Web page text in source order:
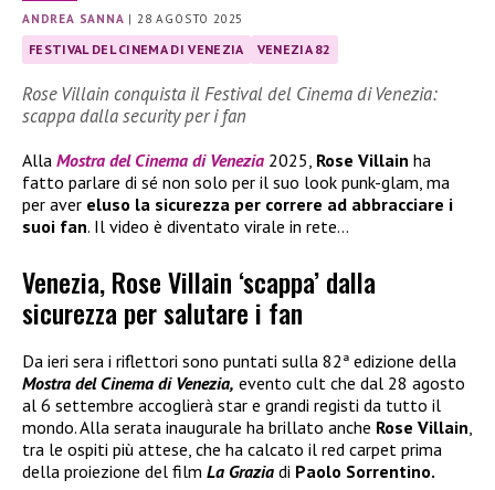
ANDREA SANNA |28 AGOSTO 2025
FESTIVAL DEL CINEMA DI VENEZIA VENEZIA 82
Rose Villain conquista il Festival del Cinema di Venezia:
scappa dalla security per i fan
Alla Mostra del Cinema di Venezia 2025, Rose Villain ha
fatto parlare di sé non solo per il suo look punk-glam, ma
per aver eluso la sicurezza per correre ad abbracciare i
suoi fan. Il video è diventato virale in rete…
Venezia, Rose Villain ‘scappa’ dalla
sicurezza per salutare i fan
Da ieri sera i riflettori sono puntati sulla 82ª edizione della
Mostra del Cinema di Venezia, evento cult che dal 28 agosto
al 6 settembre accoglierà star e grandi registi da tutto il
mondo. Alla serata inaugurale ha brillato anche Rose Villain,
tra le ospiti più attese, che ha calcato il red carpet prima
della proiezione del film La Grazia di Paolo Sorrentino.